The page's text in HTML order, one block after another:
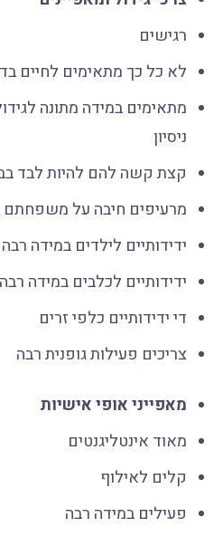
רגישים
לא כל כך מתאימים לחיים
מתאימים במידה מתונה
ניסיון
קצת קשה להם להיות לבד
מרעיפים חיבה על משפחתם
ידידותיים לילדים במידה רבה
ידידותיים לכלבים במידה רבה
די ידידותיים כלפי זרים
צריכים פעילות גופנית רבה
מאפייני אופי אישיות
מאוד אינטליגנטים
קלים לאילוף
פעילים במידה רבה